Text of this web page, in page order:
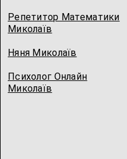
Репетитор Математики
Миколаїв
Няня Миколаїв
Психолог Онлайн
Миколаїв